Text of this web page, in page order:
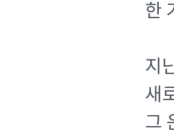
한
지
새
그